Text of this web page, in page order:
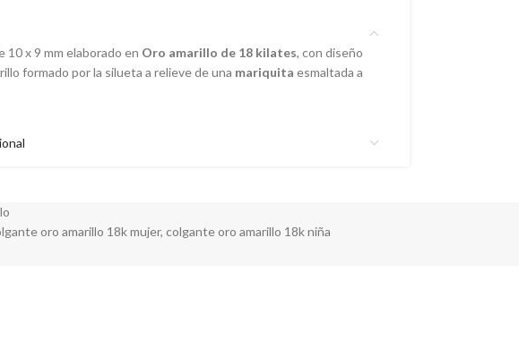
10 x 9 mm elaborado en Oro amarillo de 18 kilates, con diseño
formado por la silueta a relieve de una mariquita esmaltada a
oro amarillo 18k mujer, colgante oro amarillo 18k niña